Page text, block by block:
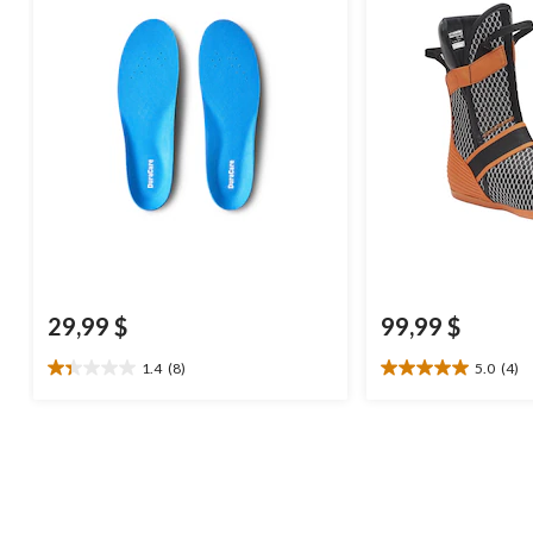
29,99 $
1.4 (8)
1.4
99,99 $
5.0 (4)
5.0